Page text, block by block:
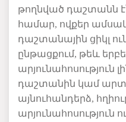
թողնված դաշտանն է
համար, ովքեր
դաշտանային ցիկլ
ընթացքում, թեև ե
արյունահոսություն
դաշտանին կամ
այնուհանդերձ,
արյունահոսություն